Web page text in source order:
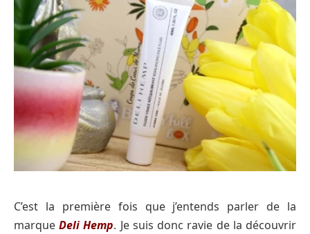
C’est la première fois que j’entends parler de la
marqueDeli Hemp. Je suis donc ravie de la découvrir